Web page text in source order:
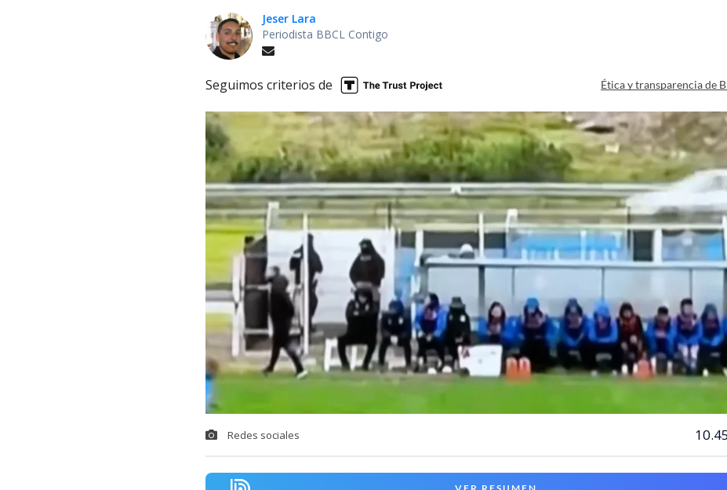
Jeser Lara
Periodista BBCL Contigo
Seguimos criterios de Ética y transparencia de
Redes sociales